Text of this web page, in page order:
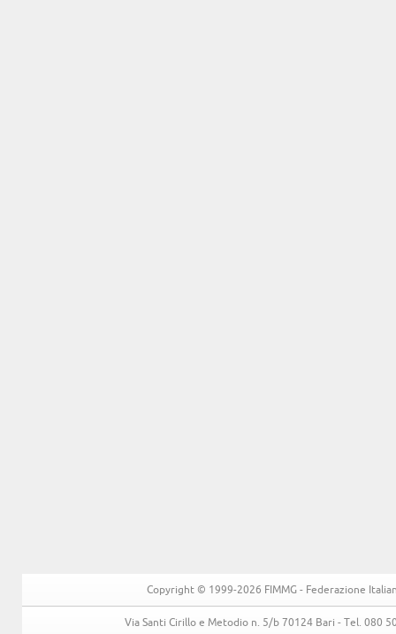
Copyright © 1999-2026 FIMMG - Federazione
Via Santi Cirillo e Metodio n. 5/b 70124 Bari - Tel. 080